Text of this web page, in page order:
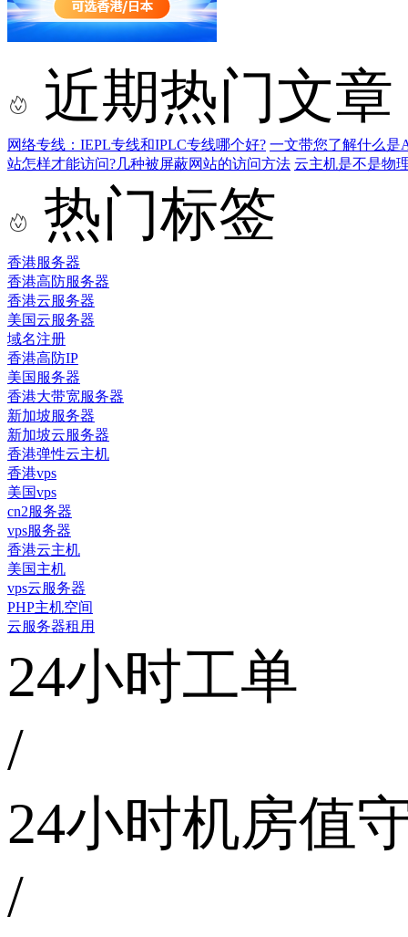
近期热门文章
网络专线：IEPL专线和IPLC专线哪个好? 一文带您了解什么是
站怎样才能访问?几种被屏蔽网站的访问方法 云主机是不是物
热门标签
香港服务器
香港高防服务器
香港云服务器
美国云服务器
域名注册
香港高防IP
美国服务器
香港大带宽服务器
新加坡服务器
新加坡云服务器
香港弹性云主机
香港vps
美国vps
cn2服务器
vps服务器
香港云主机
美国主机
vps云服务器
PHP主机空间
云服务器租用
24小时工单
/
24小时机房值
/